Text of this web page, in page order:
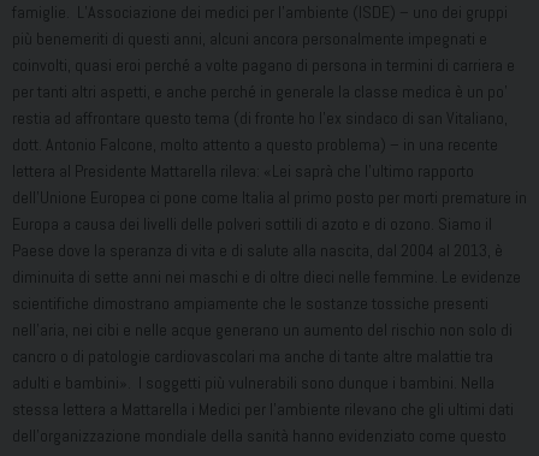
famiglie. L’Associazione dei medici per l’ambiente (ISDE) – uno dei gruppi
più benemeriti di questi anni, alcuni ancora personalmente impegnati e
coinvolti, quasi eroi perché a volte pagano di persona in termini di carriera e
per tanti altri aspetti, e anche perché in generale la classe medica è un po’
restia ad affrontare questo tema (di fronte ho l’ex sindaco di san Vitaliano,
dott. Antonio Falcone, molto attento a questo problema) – in una recente
lettera al Presidente Mattarella rileva: «Lei saprà che l’ultimo rapporto
dell’Unione Europea ci pone come Italia al primo posto per morti premature in
Europa a causa dei livelli delle polveri sottili di azoto e di ozono. Siamo il
Paese dove la speranza di vita e di salute alla nascita, dal 2004 al 2013, è
diminuita di sette anni nei maschi e di oltre dieci nelle femmine. Le evidenze
scientifiche dimostrano ampiamente che le sostanze tossiche presenti
nell’aria, nei cibi e nelle acque generano un aumento del rischio non solo di
cancro o di patologie cardiovascolari ma anche di tante altre malattie tra
adulti e bambini». I soggetti più vulnerabili sono dunque i bambini. Nella
stessa lettera a Mattarella i Medici per l’ambiente rilevano che gli ultimi dati
dell’organizzazione mondiale della sanità hanno evidenziato come questo